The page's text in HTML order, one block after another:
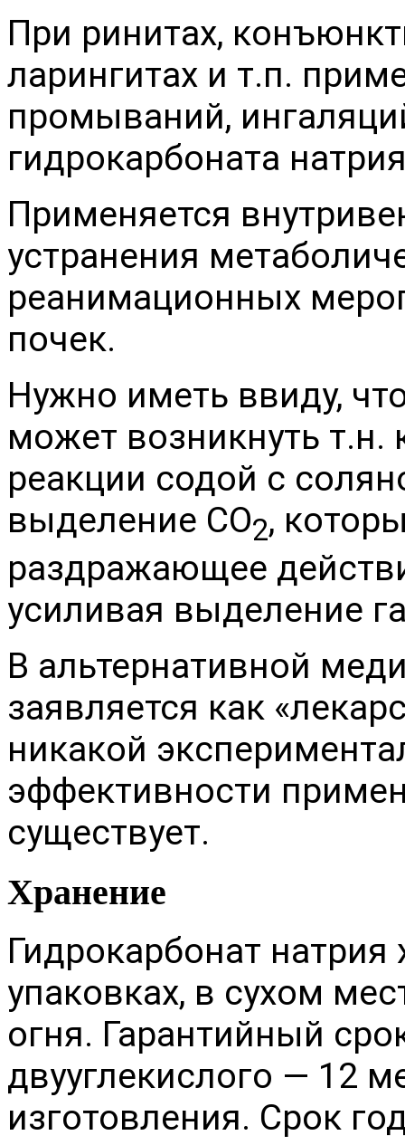
При ринитах,
ларингитах и т.п.
промываний,
гидрокарбоната
Применяется
устранения
реанимационных
почек.
Нужно иметь ввиду,
может возникнуть
реакции содой с
выделение CO2,
раздражающее
усиливая выделение
В альтернативной
заявляется как
никакой
эффективности
существует.
Хранение
Гидрокарбонат
упаковках, в сухом
огня. Гарантийный
двууглекислого — 12
изготовления. Срок